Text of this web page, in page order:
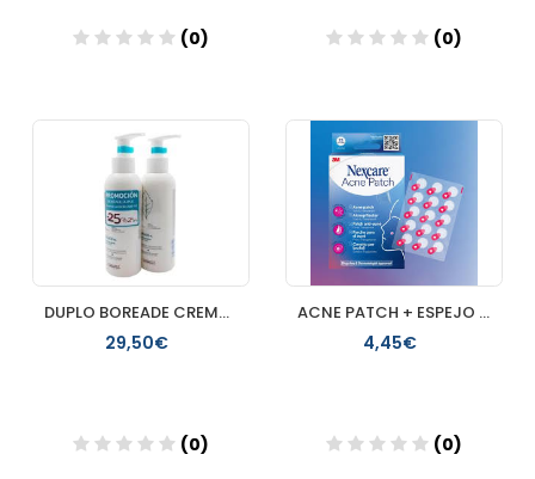
(0)
Añadir
(0)
Añadir
DUPLO BOREADE CREMA LAVANTE 200ML
29,50€
(0)
ACNE PATCH + ESPEJO 3M NEXCARE
4,45€
(0)